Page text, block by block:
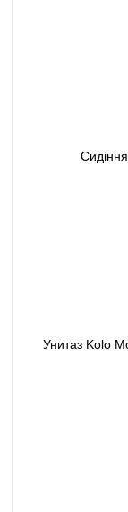
Унитаз Kolo